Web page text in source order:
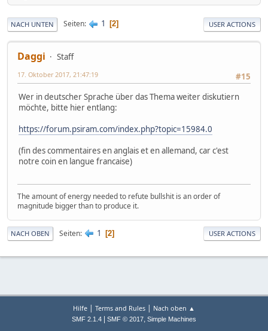
NACH UNTEN Seiten 1 2 USER ACTIONS
Daggi
Staff
#15
17. Oktober 2017, 21:47:19
Wer in deutscher Sprache über das Thema weiter diskutiern
möchte, bitte hier entlang:
https://forum.psiram.com/index.php?topic=15984.0
(fin des commentaires en anglais et en allemand, car c'est
notre coin en langue francaise)
The amount of energy needed to refute bullshit is an order of
magnitude bigger than to produce it.
NACH OBEN Seiten 1 2 USER ACTIONS
Hilfe | Terms and Rules | Nach oben ▲
SMF 2.1.4 SMF © 2017, Simple Machines